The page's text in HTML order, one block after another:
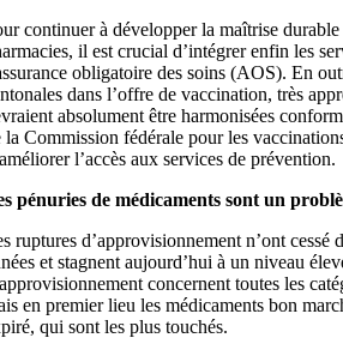
continuer à développer la maîtrise durable
il est crucial d’intégrer enfin les
obligatoire des soins (AOS). En
dans l’offre de vaccination, très
absolument être harmonisées
la Commission fédérale pour les
l’accès aux services de prévention.
pénuries de médicaments sont un
ruptures d’approvisionnement n’ont cessé
et stagnent aujourd’hui à un niveau
concernent toutes les
en premier lieu les médicaments bon
qui sont les plus touchés.